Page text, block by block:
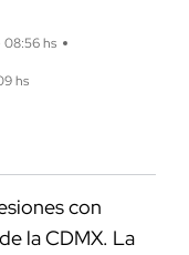
hs
hs
con
la CDMX. La